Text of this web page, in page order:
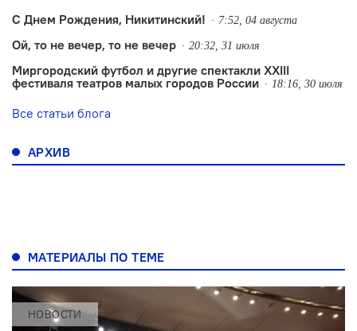
С Днем Рождения, Никитинский! 7:52, 04 августа
Ой, то не вечер, то не вечер 20:32, 31 июля
Миргородский футбол и другие спектакли XXIII
фестиваля театров малых городов России
18:16, 30 июля
Все статьи блога
АРХИВ
МАТЕРИАЛЫ ПО ТЕМЕ
НОВОСТИ